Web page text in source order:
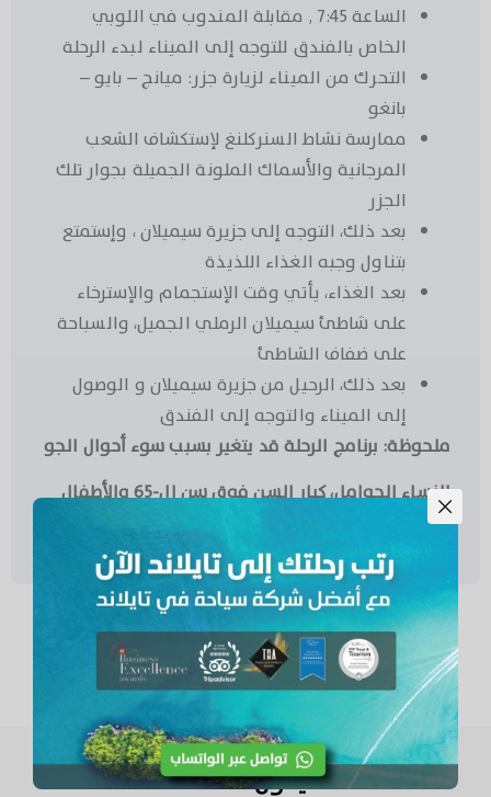
الساعة 7:45 , مقابلة المندوب في اللوبي
الخاص بالفندق للتوجه إلى الميناء لبدء الرحلة
التحرك من الميناء لزيارة جزر: ميانج – بايو –
بانغو
ممارسة نشاط السنركلنغ لإستكشاف الشعب
المرجانية والأسماك الملونة الجميلة بجوار تلك
الجزر
بعد ذلك، التوجه إلى جزيرة سيميلان ، وإستمتع
بتناول وجبه الغذاء اللذيذة
بعد الغذاء، يأتي وقت الإستجمام والإسترخاء
على شاطئ سيميلان الرملي الجميل، والسباحة
على ضفاف الشاطئ
بعد ذلك، الرحيل من جزيرة سيميلان و الوصول
إلى الميناء والتوجه إلى الفندق
ملحوظة: برنامج الرحلة قد يتغير بسبب سوء أحوال الجو
النساء الحوامل، كبار السن فوق سن ال-65 والأطفال
أقل من سنة، لايستطيعون المشاركة
ماذا يقول عملائنا عننا